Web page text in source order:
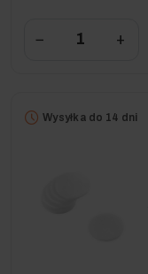
− +
Wysyłka do 14 dni